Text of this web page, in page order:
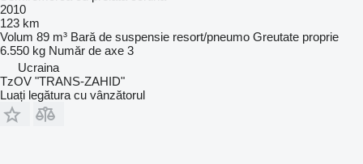
2010
123 km
Volum 89 m³ Bară de suspensie resort/pneumo Greutate proprie
6.550 kg Număr de axe 3
Ucraina
TzOV "TRANS-ZAHID"
Luați legătura cu vânzătorul